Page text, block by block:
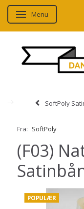
Skifte navigation
Menu
SoftPoly
Fra: SoftPoly
(F03)
POPULÆR